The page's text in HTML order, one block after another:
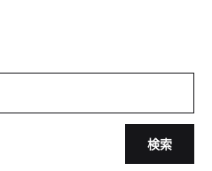
検索